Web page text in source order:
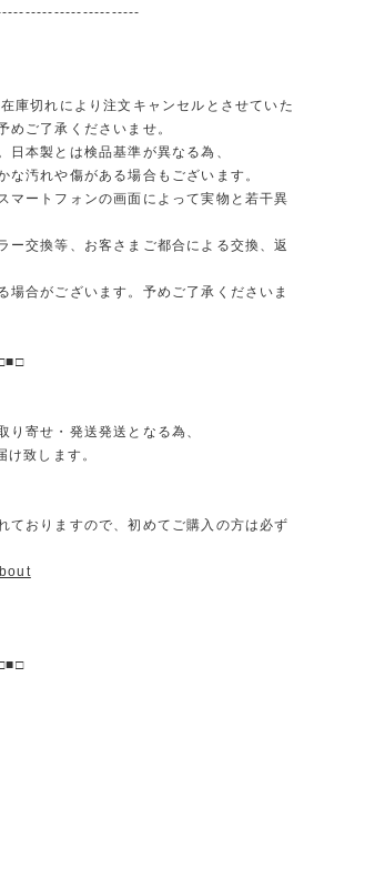
庫切れにより注文キャンセルとさせていた
めご了承くださいませ。
日本製とは検品基準が異なる為、
汚れや傷がある場合もございます。
マートフォンの画面によって実物と若干異
ー交換等、お客さまご都合による交換、返
場合がございます。予めご了承くださいま
り寄せ・発送発送となる為、
致します。
ておりますので、初めてご購入の方は必ず